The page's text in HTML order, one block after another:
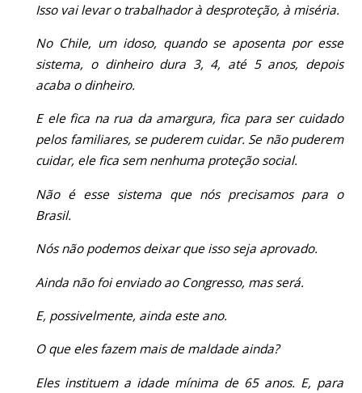
Isso vai levar o trabalhador à desproteção, à miséria.
No Chile, um idoso, quando se aposenta por esse
sistema, o dinheiro dura 3, 4, até 5 anos, depois
acaba o dinheiro.
E ele fica na rua da amargura, fica para ser cuidado
pelos familiares, se puderem cuidar. Se não puderem
cuidar, ele fica sem nenhuma proteção social.
Não é esse sistema que nós precisamos para o
Brasil.
Nós não podemos deixar que isso seja aprovado.
Ainda não foi enviado ao Congresso, mas será.
E, possivelmente, ainda este ano.
O que eles fazem mais de maldade ainda?
Eles instituem a idade mínima de 65 anos. E, para